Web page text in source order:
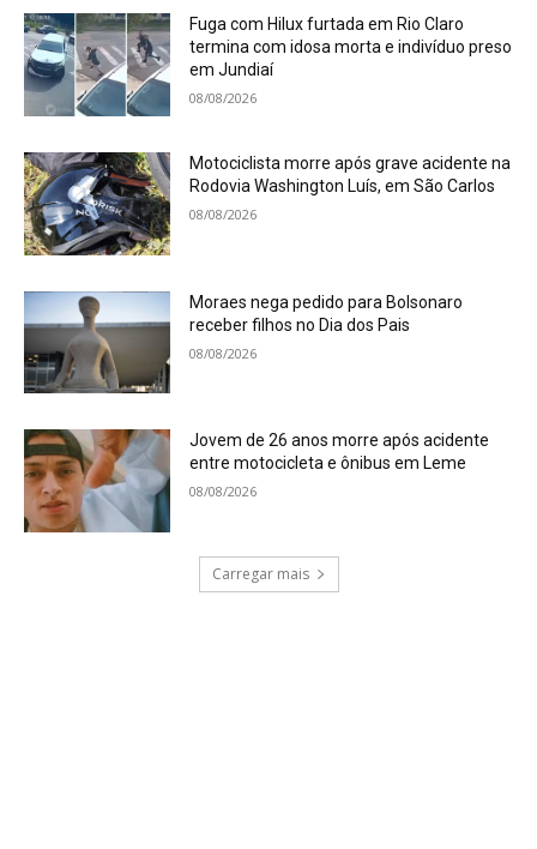
Fuga com Hilux furtada em Rio Claro
termina com idosa morta e indivíduo preso
em Jundiaí
08/08/2026
Motociclista morre após grave acidente na
Rodovia Washington Luís, em São Carlos
08/08/2026
Moraes nega pedido para Bolsonaro
receber filhos no Dia dos Pais
08/08/2026
Jovem de 26 anos morre após acidente
entre motocicleta e ônibus em Leme
08/08/2026
Carregar mais